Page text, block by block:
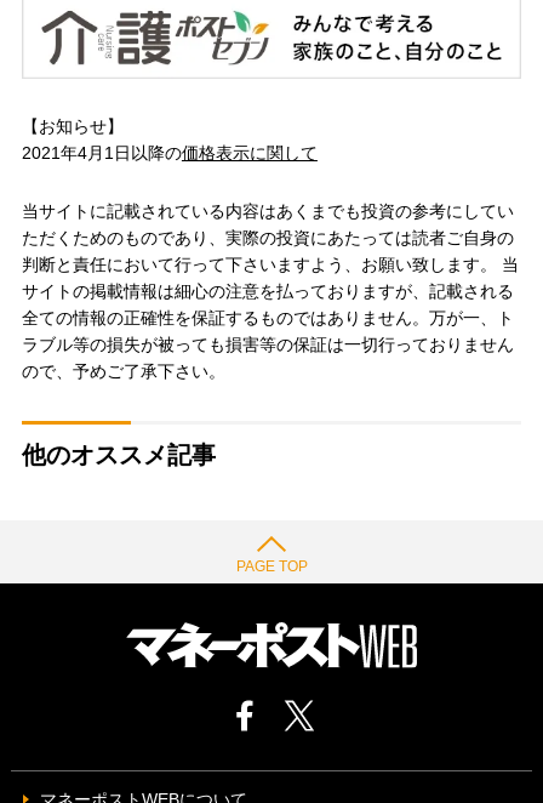
【お知らせ】
2021年4月1日以降の価格表示に関して
当サイトに記載されている内容はあくまでも投資の参考にしてい
ただくためのものであり、実際の投資にあたっては読者ご自身の
判断と責任において行って下さいますよう、お願い致します。 当
サイトの掲載情報は細心の注意を払っておりますが、記載される
全ての情報の正確性を保証するものではありません。万が一、ト
ラブル等の損失が被っても損害等の保証は一切行っておりません
ので、予めご了承下さい。
他のオススメ記事
PAGE TOP